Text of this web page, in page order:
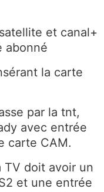
et canal+
abonné
la carte
par la tnt,
avec entrée
carte CAM.
doit avoir un
et une entrée